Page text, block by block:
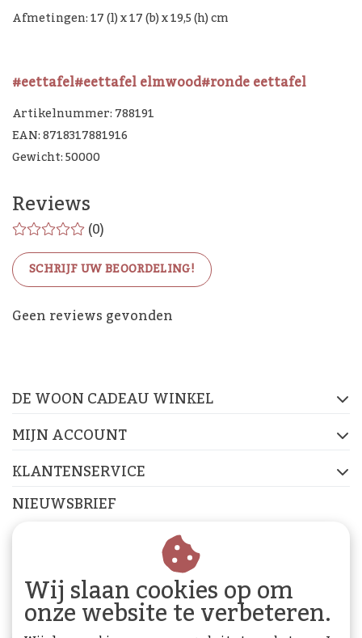
Afmetingen: 17 (l) x 17 (b) x 19,5 (h) cm
#eettafel#eettafel elmwood#ronde eettafel
Artikelnummer: 788191
EAN: 8718317881916
Gewicht: 50000
Reviews
(0)
SCHRIJF UW BEOORDELING!
Geen reviews gevonden
De Woon Cadeau Winkel
DE WOON CADEAU WINKEL
MIJN ACCOUNT
KLANTENSERVICE
NIEUWSBRIEF
Abonneer je op onze nieuwsbrief om op de hoogte te
Wij slaan cookies op om
onze website te verbeteren.